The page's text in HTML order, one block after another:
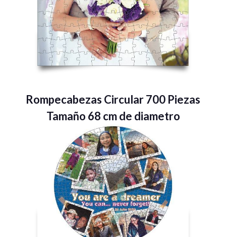
Rompecabezas Circular 700 Piezas
Tamaño 68 cm de diametro